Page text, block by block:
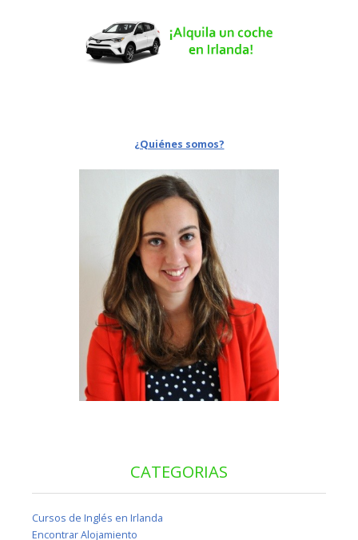
¿Quiénes somos?
CATEGORIAS
Cursos de Inglés en Irlanda
Encontrar Alojamiento